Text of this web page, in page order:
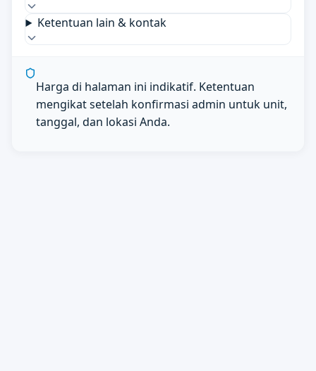
Ketentuan lain & kontak
Harga di halaman ini indikatif. Ketentuan
mengikat setelah konfirmasi admin untuk unit,
tanggal, dan lokasi Anda.